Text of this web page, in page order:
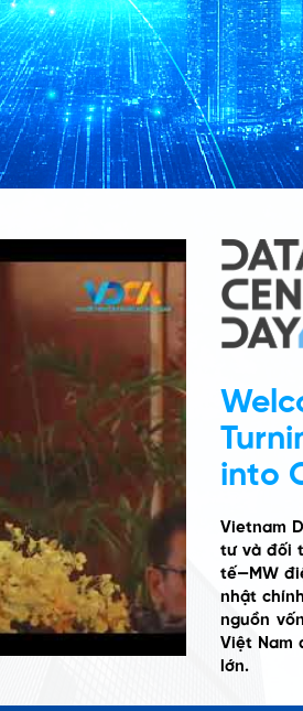
into
Vietnam
tư và đối
tế—MW
nhật
nguồn
Việt Nam
lớn.